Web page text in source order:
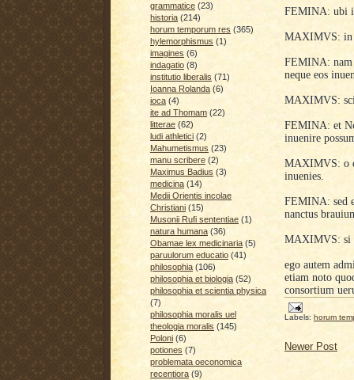
grammatice (23)
historia (214)
horum temporum res (365)
hylemorphismus (1)
imagines (6)
indagatio (8)
institutio liberalis (71)
Ioanna Rolanda (6)
ioca (4)
ite ad Thomam (22)
litterae (62)
ludi athletici (2)
Mahumetismus (23)
manu scribere (2)
Maximus Badius (3)
medicina (14)
Medii Orientis incolae
Christiani (15)
Musonii Rufi sententiae (1)
natura humana (36)
Obamae lex medicinaria (5)
paruulorum educatio (41)
philosophia (106)
philosophia et biologia (52)
philosophia et scientia physica
(7)
philosophia moralis uel
theologia moralis (145)
Poloni (6)
potiones (7)
problemata oeconomica
recentiora (9)
FEMINA: ubi
MAXIMVS: in
FEMINA: nam
neque eos
MAXIMVS:
FEMINA: et
inuenire
MAXIMVS: o
inuenies.
FEMINA: sed
nanctus
MAXIMVS: si
ego autem
etiam noto
consortium
Labels: horum
Newer Post